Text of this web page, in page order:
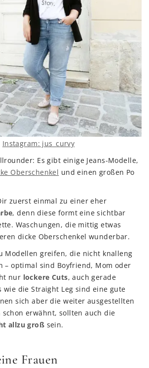
Instagram: jus_curvy
Es gibt einige Jeans-Modelle,
Oberschenkel und einen großen Po
zuerst einmal zu einer eher
, denn diese formt eine sichtbar
Waschungen, die mittig etwas
dicke Oberschenkel wunderbar.
Modellen greifen, die nicht knalleng
– optimal sind Boyfriend, Mom oder
nur lockere Cuts, auch gerade
wie die Straight Leg sind eine gute
sich aber die weiter ausgestellten
schon erwähnt, sollten auch die
allzu groß sein.
Frauen